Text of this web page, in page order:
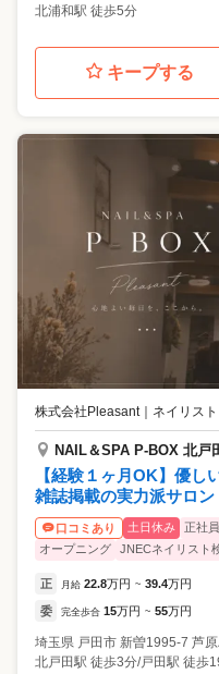
北浦和駅 徒歩5分
キープする
株式会社Pleasant｜ ネイリス
NAIL＆SPA P-BOX 北戸
【経験１ヶ月OK】優
雑誌掲載の実力派サロン
口コミあり 土日休み 正社員
オープニング
JNECネイリスト
正 月給 22.8万円 ~ 39.4万円
委 完全歩合 15万円 ~ 55万円
埼玉県 戸田市 新曽1995-7 芦
北戸田駅 徒歩3分/戸田駅 徒歩